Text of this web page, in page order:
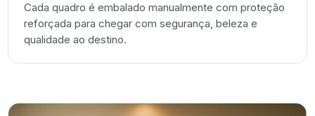
Cada quadro é embalado manualmente com proteção
reforçada para chegar com segurança, beleza e
qualidade ao destino.